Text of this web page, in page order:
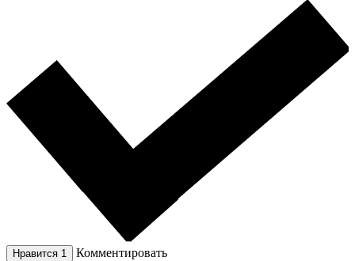
Нравится 1 Комментировать